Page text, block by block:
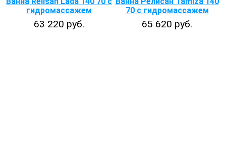
гидромассажем
63 220 руб.
70 с гидромассажем
65 620 руб.